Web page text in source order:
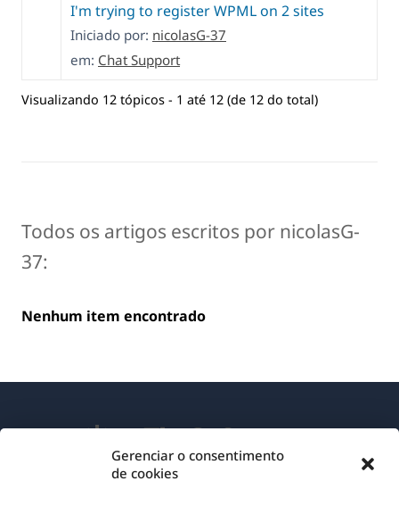
Gerenciar o consentimento
de cookies
I'm trying to register WPML on 2 sites
Iniciado por: nicolasG-37
em: Chat Support
Visualizando 12 tópicos - 1 até 12 (de 12 do total)
Todos os artigos escritos por nicolasG-
37:
Nenhum item encontrado